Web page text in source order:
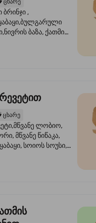
ცხარე
,
ბაზა, ქათმის
ხახვი,სეზამის
ცხარე
ლობიო,
მწვანე წიწაკა,
სოიოს სოუსი,
სოუსი, მწვანე ხახვი,